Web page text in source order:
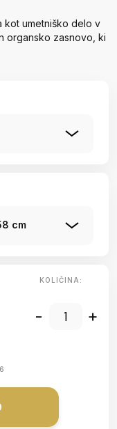
kot umetniško delo v
organsko zasnovo, ki
cm
KOLIČINA:
- +